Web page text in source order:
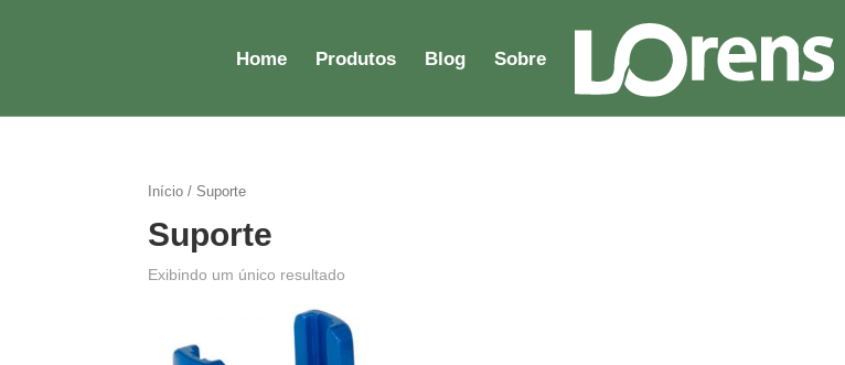
Home Produtos Blog Sobre
Início / Suporte
Suporte
Exibindo um único resultado